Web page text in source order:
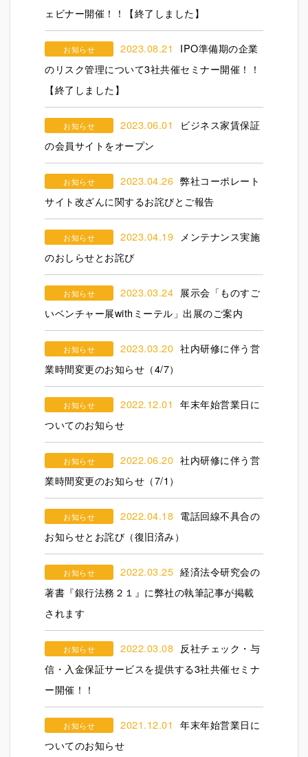
ェビナー開催！！【終了しました】
お知らせ 2023.08.21
IPO準備期の企業
のリスク管理について3社共催セミナー開催！！
【終了しました】
お知らせ 2023.06.01
ビジネス家賃保証
の会員サイトをオープン
お知らせ 2023.04.26 弊社コーポレート
サイト改ざんに関するお詫びとご報告
お知らせ 2023.04.19
メンテナンス実施
のおしらせとお詫び
お知らせ 2023.03.24 展示会「ものすご
いベンチャー展withミーテル」出展のご案内
お知らせ 2023.03.20 社内研修に伴う営
業時間変更のお知らせ（4/7）
お知らせ 2022.12.01
年末年始営業日に
ついてのお知らせ
お知らせ 2022.06.20 社内研修に伴う営
業時間変更のお知らせ（7/1）
お知らせ 2022.04.18 電話回線不具合の
お知らせとお詫び（復旧済み）
お知らせ 2022.03.25 経済法令研究会の
著書『銀行法務２１』に弊社の執筆記事が掲載
されます
お知らせ 2022.03.08 反社チェック・与
信・入金保証サービスを提供する3社共催セミナ
ー開催！！
お知らせ 2021.12.01
年末年始営業日に
ついてのお知らせ